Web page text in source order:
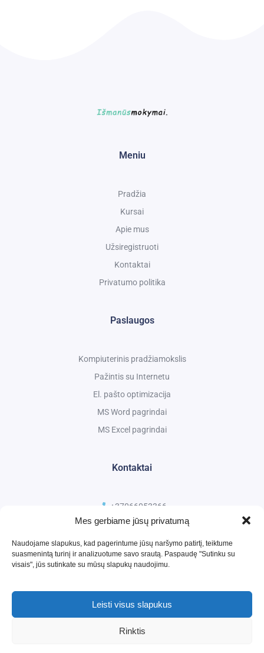
Mes gerbiame jūsų privatumą
Naudojame slapukus, kad pagerintume jūsų naršymo patirtį, teiktume
suasmenintą turinį ir analizuotume savo srautą. Paspaudę "Sutinku su
visais", jūs sutinkate su mūsų slapukų naudojimu.
Leisti visus slapukus
Rinktis
Meniu
Pradžia
Kursai
Apie mus
Užsiregistruoti
Kontaktai
Privatumo politika
Paslaugos
Kompiuterinis pradžiamokslis
Pažintis su Internetu
El. pašto optimizacija
MS Word pagrindai
MS Excel pagrindai
Kontaktai
+37066053366
kursai@ismanusmokymai.lt
Išmanūs mokymai